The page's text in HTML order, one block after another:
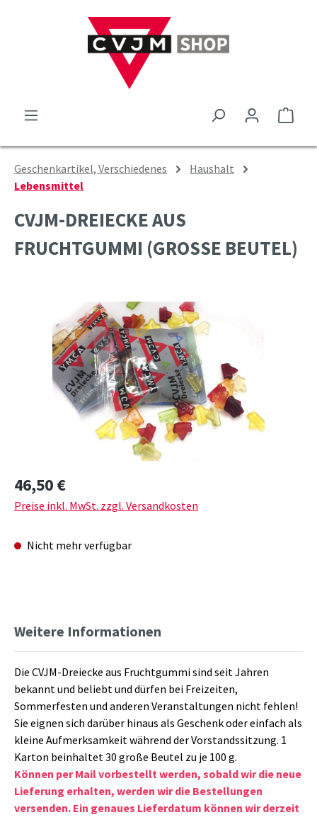
Zum Hauptinhalt springen
Geschenkartikel, Verschiedenes
Haushalt
Lebensmittel
CVJM-DREIECKE AUS
FRUCHTGUMMI (GROSSE BEUTEL)
Bildergalerie überspringen
Regulärer Preis:
46,50 €
Preise inkl. MwSt. zzgl. Versandkosten
Nicht mehr verfügbar
Weitere Informationen
Die CVJM-Dreiecke aus Fruchtgummi sind seit Jahren
bekannt und beliebt und dürfen bei Freizeiten,
Sommerfesten und anderen Veranstaltungen nicht fehlen!
Sie eignen sich darüber hinaus als Geschenk oder einfach als
kleine Aufmerksamkeit während der Vorstandssitzung. 1
Karton beinhaltet 30 große Beutel zu je 100 g.
Können per Mail vorbestellt werden, sobald wir die neue
Lieferung erhalten, werden wir die Bestellungen
versenden. Ein genaues Lieferdatum können wir derzeit